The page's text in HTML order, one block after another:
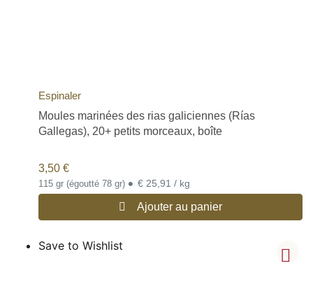
Espinaler
Moules marinées des rias galiciennes (Rías
Gallegas), 20+ petits morceaux, boîte
3,50 €
115 gr (égoutté 78 gr) • € 25,91 / kg
Ajouter au panier
Save to Wishlist